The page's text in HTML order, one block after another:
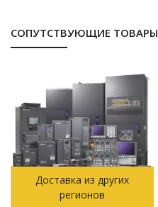
СОПУТСТВУЮЩИЕ ТОВАРЫ
Доставка из других
регионов